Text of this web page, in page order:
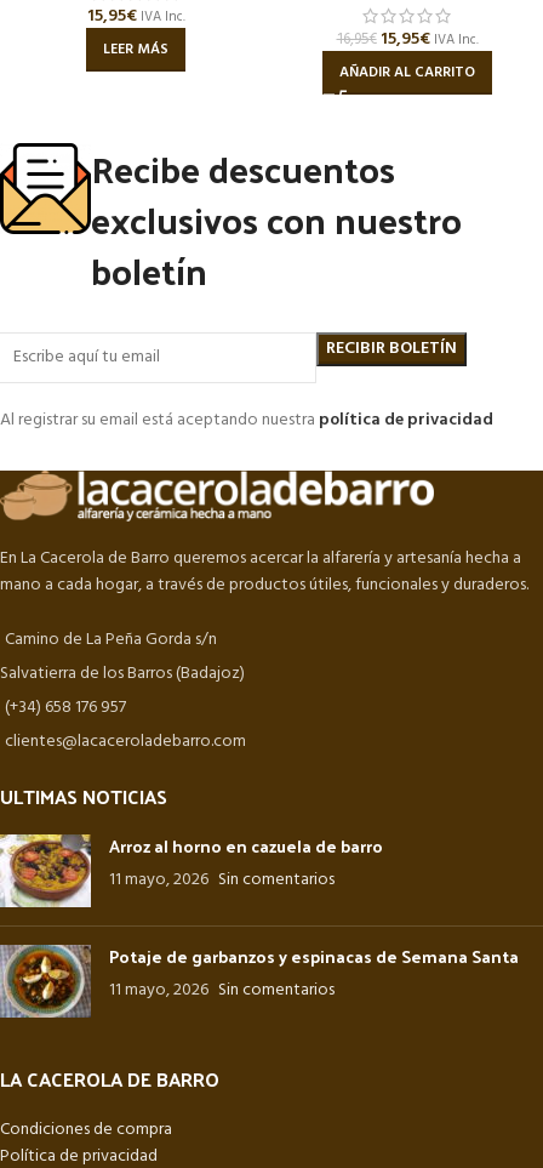
15,95€ IVA Inc.
LEER MÁS 16,95€ 15,95€ IVA Inc.
AÑADIR AL CARRITO
Recibe descuentos
exclusivos con nuestro
boletín
Al registrar su email está aceptando nuestra política de privacidad
En La Cacerola de Barro queremos acercar la alfarería y artesanía hecha a
mano a cada hogar, a través de productos útiles, funcionales y duraderos.
Camino de La Peña Gorda s/n
Salvatierra de los Barros (Badajoz)
(+34) 658 176 957
clientes@lacaceroladebarro.com
ULTIMAS NOTICIAS
Arroz al horno en cazuela de barro
11 mayo, 2026 Sin comentarios
Potaje de garbanzos y espinacas de Semana Santa
11 mayo, 2026 Sin comentarios
LA CACEROLA DE BARRO
Condiciones de compra
Política de privacidad